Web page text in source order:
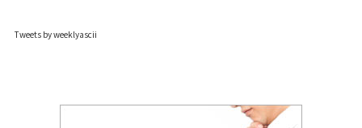
Tweets by weeklyascii